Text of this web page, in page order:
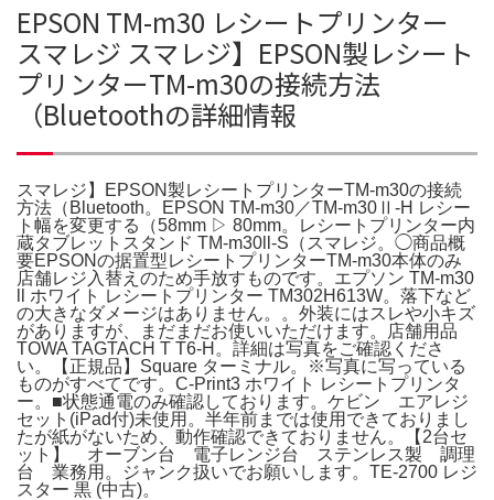
EPSON TM-m30 レシートプリンター
スマレジ スマレジ】EPSON製レシート
プリンターTM-m30の接続方法
（Bluetoothの詳細情報
スマレジ】EPSON製レシートプリンターTM-m30の接続
方法（Bluetooth。EPSON TM-m30／TM-m30Ⅱ-H レシー
ト幅を変更する（58mm ▷ 80mm。レシートプリンター内
蔵タブレットスタンド TM-m30ll-S（スマレジ。◯商品概
要EPSONの据置型レシートプリンターTM-m30本体のみ
店舗レジ入替えのため手放すものです。エプソン TM-m30
ll ホワイト レシートプリンター TM302H613W。落下など
の大きなダメージはありません。。外装にはスレや小キズ
がありますが、まだまだお使いいただけます。店舗用品
TOWA TAGTACH T T6-H。詳細は写真をご確認くださ
い。【正規品】Square ターミナル。※写真に写っている
ものがすべてです。C-Print3 ホワイト レシートプリンタ
ー。■状態通電のみ確認しております。ケビン エアレジ
セット(iPad付)未使用。半年前までは使用できておりまし
たが紙がないため、動作確認できておりません。【2台セ
ット】 オーブン台 電子レンジ台 ステンレス製 調理
台 業務用。ジャンク扱いでお願いします。TE-2700 レジ
スター 黒 (中古)。